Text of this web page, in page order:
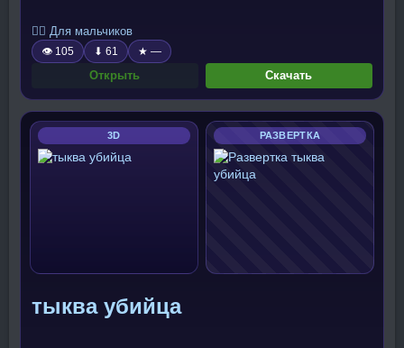
🧍‍♂️ Для мальчиков
👁 105 ⬇ 61 ★ —
Открыть Скачать
3D РАЗВЕРТКА
тыква убийца